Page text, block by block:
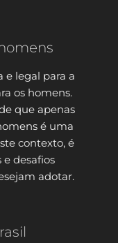
e legal para a
os homens.
que apenas
é uma
contexto, é
desafios
adotar.